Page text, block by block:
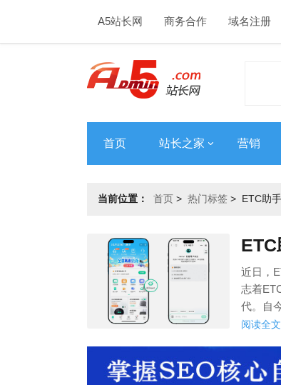
A5站长网 商务合作 域名注册
首页 站长之家 营销
当前位置： 首页 > 热门标签 > ETC助手
近日，
志着
代。自
中“搜索
用户的
阅读全文